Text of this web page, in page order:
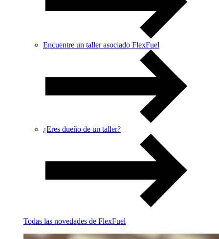
Encuentre un taller asociado FlexFuel
¿Eres dueño de un taller?
Todas las novedades de FlexFuel